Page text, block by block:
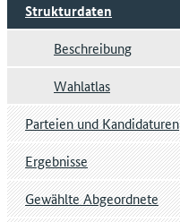
Strukturdaten
Beschreibung
Wahlatlas
Parteien und Kandidaturen
Ergebnisse
Gewählte Abgeordnete